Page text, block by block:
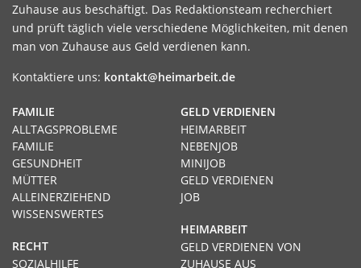
Zuhause aus beschäftigt. Das Redaktionsteam recherchiert
und prüft täglich viele verschiedene Möglichkeiten, mit denen
man von Zuhause aus Geld verdienen kann.
Kontaktiere uns: kontakt@heimarbeit.de
GELD VERDIENEN
HEIMARBEIT
NEBENJOB
MINIJOB
GELD VERDIENEN
JOB
HEIMARBEIT
GELD VERDIENEN VON
ZUHAUSE AUS
FAMILIE
ALLTAGSPROBLEME
FAMILIE
GESUNDHEIT
MÜTTER
ALLEINERZIEHEND
WISSENSWERTES
RECHT
SOZIALHILFE